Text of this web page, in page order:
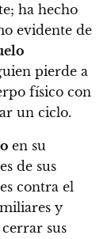
ha hecho
evidente de
pierde a
físico con
un ciclo.
en su
de sus
contra el
y
sus